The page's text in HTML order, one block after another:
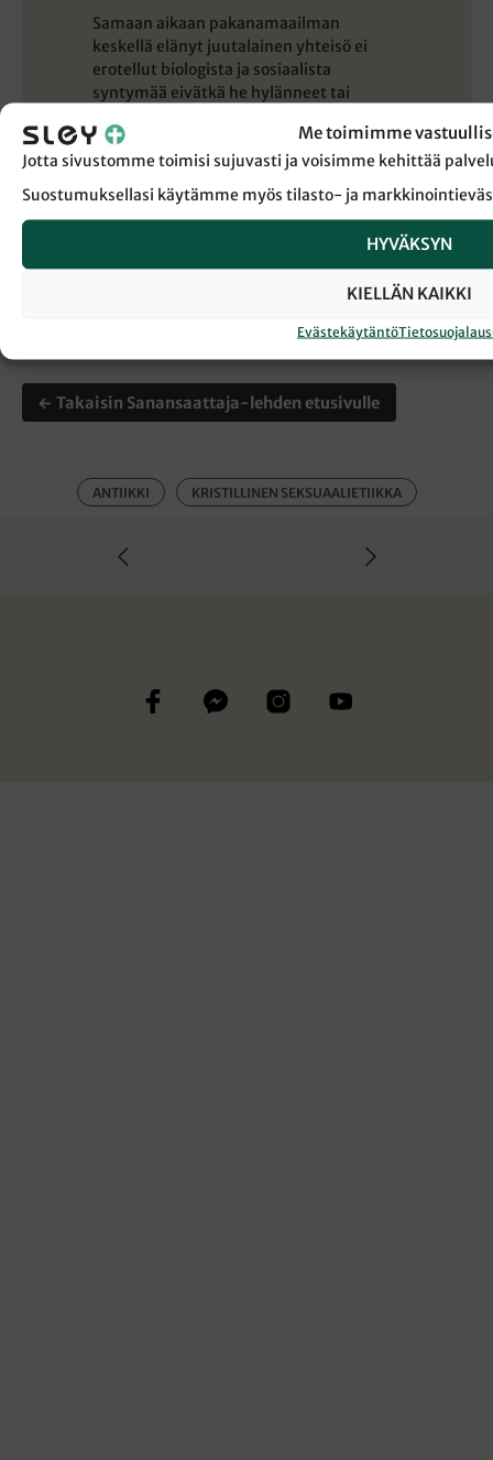
Me toimimme
Jotta sivustomme toimisi sujuvasti ja voisimme kehittää
Suostumuksellasi käytämme myös tilasto- ja
HYVÄKSYN
KIELLÄN KAIKKI
Evästekäytäntö
Samaan aikaan pakanamaailman
keskellä elänyt juutalainen yhteisö ei
erotellut biologista ja sosiaalista
syntymää eivätkä he hylänneet tai
poikalapset ympärileikattiin
kahdeksantena elinpäivänään, kuten
Mooseksen laki määräsi. Jokainen elämä
oli juutalaisille, kuten myös myöhemmin
← Takaisin Sanansaattaja-lehden etusivulle
ANTIIKKI KRISTILLINEN SEKSUAALIETIIKKA